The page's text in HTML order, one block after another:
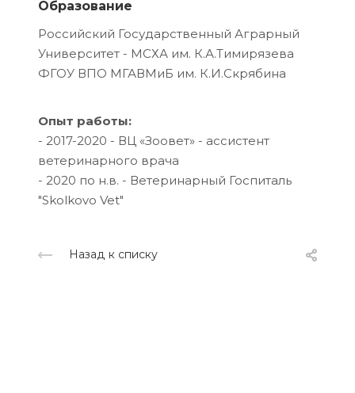
Образование
Российский Государственный Аграрный
Университет - МСХА им. К.А.Тимирязева
ФГОУ ВПО МГАВМиБ им. К.И.Скрябина
Опыт работы:
- 2017-2020 - ВЦ «Зоовет» - ассистент
ветеринарного врача
- 2020 по н.в. - Ветеринарный Госпиталь
"Skolkovo Vet"
Назад к списку